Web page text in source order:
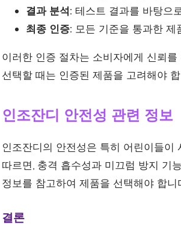
결과 분석: 테스트 결과를 바탕으
최종 인증: 모든 기준을 통과한 제
이러한 인증 절차는 소비자에게 신뢰
선택할 때는 인증된 제품을 고려해야
인조잔디 안전성 관련 정보
인조잔디의 안전성은 특히 어린이들이
따르면, 충격 흡수성과 미끄럼 방지 기
정보를 참고하여 제품을 선택해야 합니
결론